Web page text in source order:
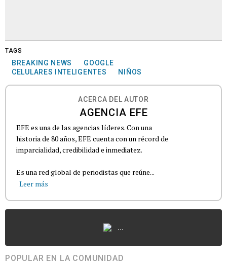
TAGS
BREAKING NEWS
GOOGLE
CELULARES INTELIGENTES
NIÑOS
ACERCA DEL AUTOR
AGENCIA EFE
EFE es una de las agencias líderes. Con una
historia de 80 años, EFE cuenta con un récord de
imparcialidad, credibilidad e inmediatez.
Es una red global de periodistas que reúne...
Leer más
...
POPULAR EN LA COMUNIDAD